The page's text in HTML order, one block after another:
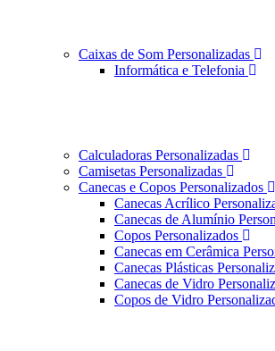
Caixas de Som Personalizadas
Informática e Telefonia
Calculadoras Personalizadas
Camisetas Personalizadas
Canecas e Copos Personalizados
Canecas Acrílico
Canecas de Alumínio
Copos Personalizados
Canecas em Cerâmica
Canecas Plásticas
Canecas de Vidro
Copos de Vidro